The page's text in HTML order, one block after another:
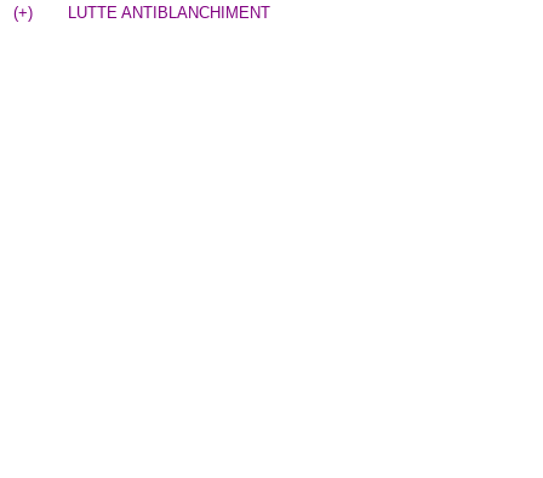
(+) LUTTE ANTIBLANCHIMENT